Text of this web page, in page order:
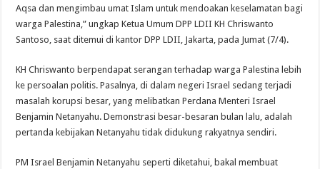
Aqsa dan mengimbau umat Islam untuk mendoakan keselamatan bagi
warga Palestina,” ungkap Ketua Umum DPP LDII KH Chriswanto
Santoso, saat ditemui di kantor DPP LDII, Jakarta, pada Jumat (7/4).
KH Chriswanto berpendapat serangan terhadap warga Palestina lebih
ke persoalan politis. Pasalnya, di dalam negeri Israel sedang terjadi
masalah korupsi besar, yang melibatkan Perdana Menteri Israel
Benjamin Netanyahu. Demonstrasi besar-besaran bulan lalu, adalah
pertanda kebijakan Netanyahu tidak didukung rakyatnya sendiri.
PM Israel Benjamin Netanyahu seperti diketahui, bakal membuat